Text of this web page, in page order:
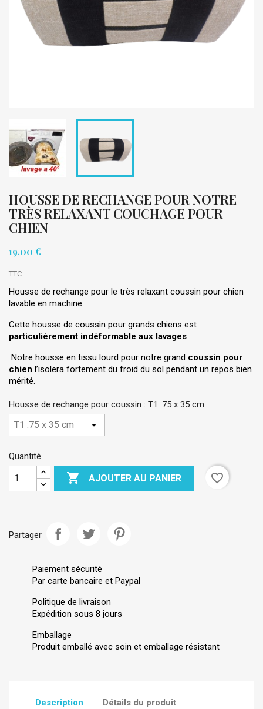
HOUSSE DE RECHANGE POUR NOTRE
TRÈS RELAXANT COUCHAGE POUR
CHIEN
19,00 €
TTC
Housse de rechange pour le très relaxant coussin pour chien
lavable en machine
Cette housse de coussin pour grands chiens est
particulièrement indéformable aux lavages
Notre housse en tissu lourd pour notre grand coussin pour
chien l’isolera fortement du froid du sol pendant un repos bien
mérité.
Housse de rechange pour coussin : T1 :75 x 35 cm
Quantité
 AJOUTER AU PANIER favorite_border
Partager
Paiement sécurité
Par carte bancaire et Paypal
Politique de livraison
Expédition sous 8 jours
Emballage
Produit emballé avec soin et emballage résistant
Description Détails du produit